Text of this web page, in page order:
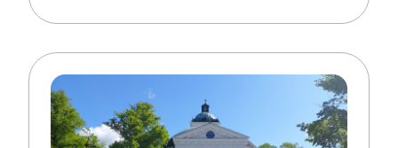
Lue lisää tapahtumasta Forssan Kokoomus Holjat